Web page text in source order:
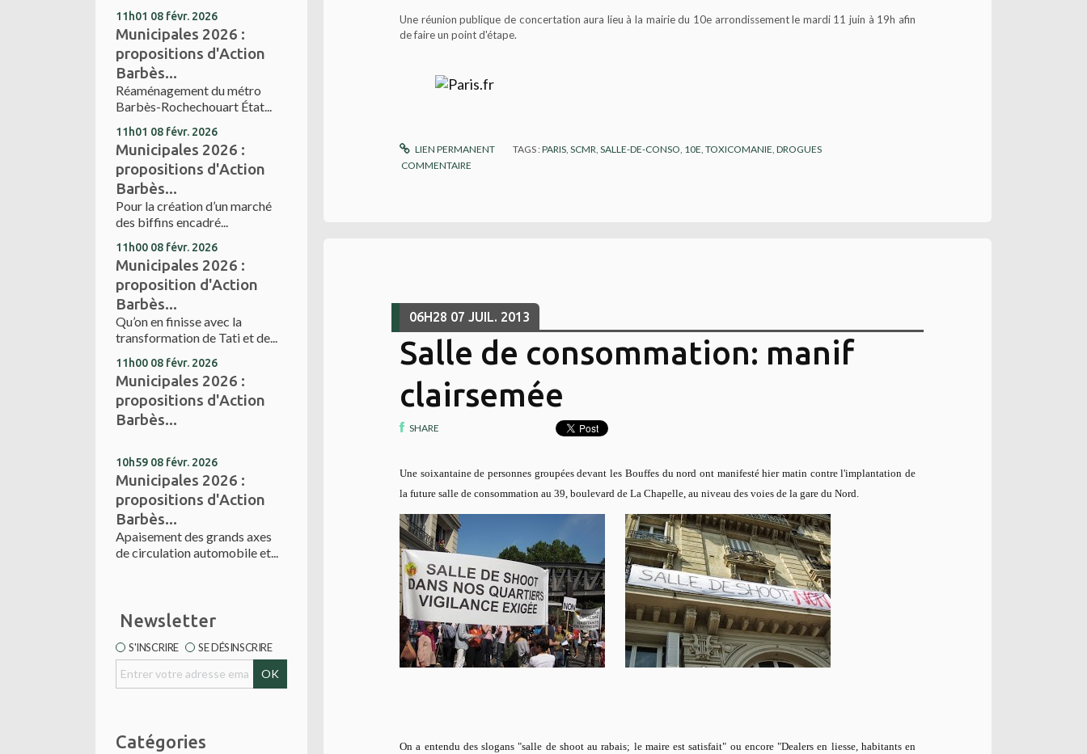
11h01 08 févr. 2026
Municipales 2026 :
propositions d'Action
Barbès...
Réaménagement du métro
Barbès-Rochechouart État...
11h01 08 févr. 2026
Municipales 2026 :
propositions d'Action
Barbès...
Pour la création d’un marché
des biffins encadré...
11h00 08 févr. 2026
Municipales 2026 :
proposition d'Action
Barbès...
Qu’on en finisse avec la
transformation de Tati et de...
11h00 08 févr. 2026
Municipales 2026 :
propositions d'Action
Barbès...
10h59 08 févr. 2026
Municipales 2026 :
propositions d'Action
Barbès...
Apaisement des grands axes
de circulation automobile et...
Newsletter
S'INSCRIRE SE DÉSINSCRIRE
Catégories
Une réunion publique de concertation aura lieu à la mairie du 10e arrondissement le mardi 11 juin à 19h afin
de faire un point d'étape.
LIEN PERMANENT TAGS :PARIS ,SCMR ,SALLE-DE-CONSO 10E ,TOXICOMANIE ,DROGUES
COMMENTAIRE
06H28 07 JUIL. 2013
Salle de consommation: manif
clairsemée
SHARE
Une soixantaine de personnes groupées devant les Bouffes du nord ont manifesté hier matin contre l'implantation de
la future salle de consommation au 39, boulevard de La Chapelle, au niveau des voies de la gare du Nord.
On a entendu des slogans "salle de shoot au rabais; le maire est satisfait" ou encore "Dealers en liesse, habitants en